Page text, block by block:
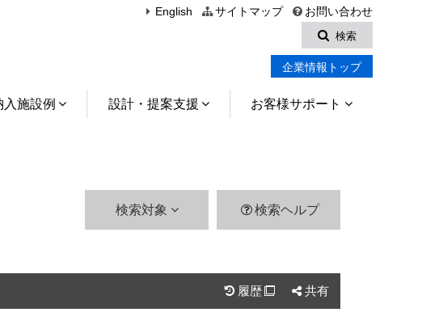
English サイトマップ
お問い合わせ
検索
企業情報トップ
入施設例 設計・提案支援 お客様サポート
検索対象 検索ヘルプ
履歴  共有